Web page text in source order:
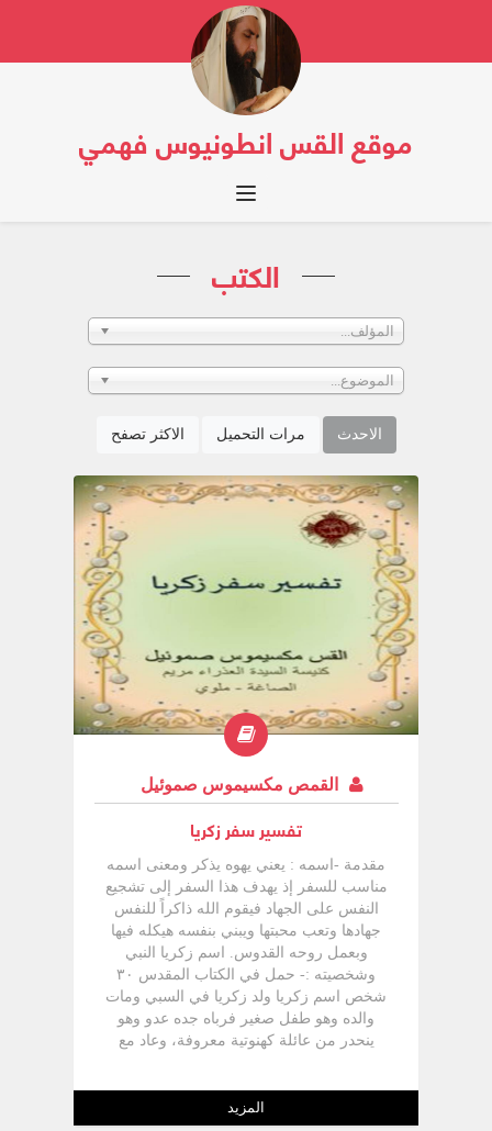
موقع القس انطونيوس فهمي
Toggle navigation
الكتب
المؤلف...
الموضوع...
الاحدث مرات التحميل الاكثر تصفح
القمص مكسيموس صموئيل
تفسير سفر زكريا
مقدمة -اسمه : يعني يهوه يذكر ومعنى اسمه
مناسب للسفر إذ يهدف هذا السفر إلى تشجيع
النفس على الجهاد فيقوم الله ذاكراً للنفس
جهادها وتعب محبتها ويبني بنفسه هيكله فيها
وبعمل روحه القدوس. اسم زكريا النبي
وشخصيته :- حمل في الكتاب المقدس ٣٠
شخص اسم زكريا ولد زكريا في السبي ومات
والده وهو طفل صغير فرباه جده عدو وهو
ينحدر من عائلة كهنوتية معروفة، وعاد مع
داريوس هيستاسيس أو داريوس الرابع (زك 7
المزيد